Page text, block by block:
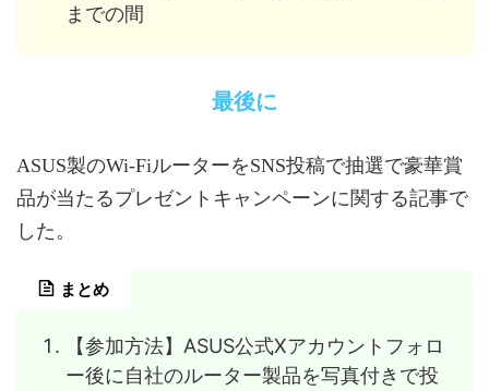
までの間
最後に
ASUS製のWi-FiルーターをSNS投稿で抽選で豪華賞
品が当たるプレゼントキャンペーンに関する記事で
した。
まとめ
【参加方法】ASUS公式Xアカウントフォロ
ー後に自社のルーター製品を写真付きで投